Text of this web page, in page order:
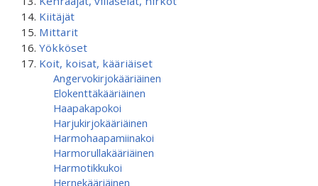
Kiitäjät
Mittarit
Yökköset
Koit, koisat, kääriäiset
Angervokirjokääriäinen
Elokenttäkääriäinen
Haapakapokoi
Harjukirjokääriäinen
Harmohaapamiinakoi
Harmorullakääriäinen
Harmotikkukoi
Hernekääriäinen